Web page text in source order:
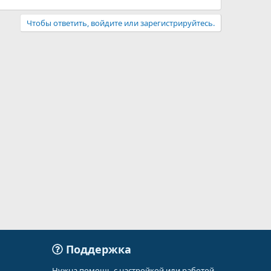
Чтобы ответить, войдите или зарегистрируйтесь.
Поддержка